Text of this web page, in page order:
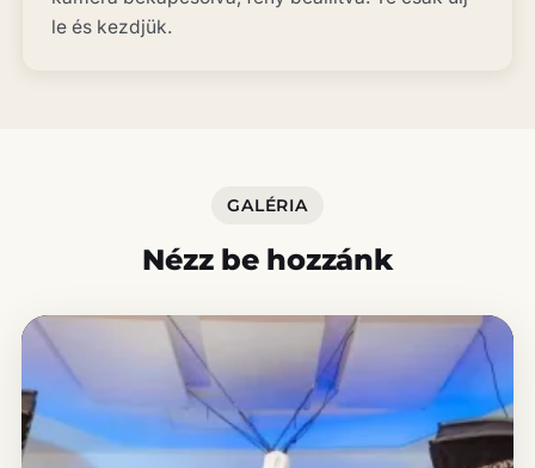
le és kezdjük.
GALÉRIA
Nézz be hozzánk